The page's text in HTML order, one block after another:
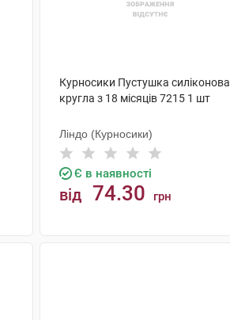
Курносики Пустушка силіконова
кругла з 18 місяців 7215 1 шт
Ліндо (Курносики)
Є в наявності
від 74.30 грн